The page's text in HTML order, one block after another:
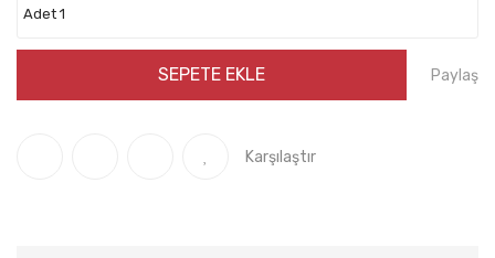
SEPETE EKLE Paylaş
Karşılaştır